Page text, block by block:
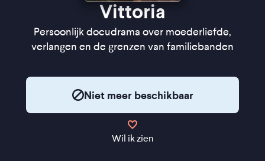
Vittoria
Persoonlijk docudrama over moederliefde,
verlangen en de grenzen van familiebanden
Niet meer beschikbaar
Wil ik zien